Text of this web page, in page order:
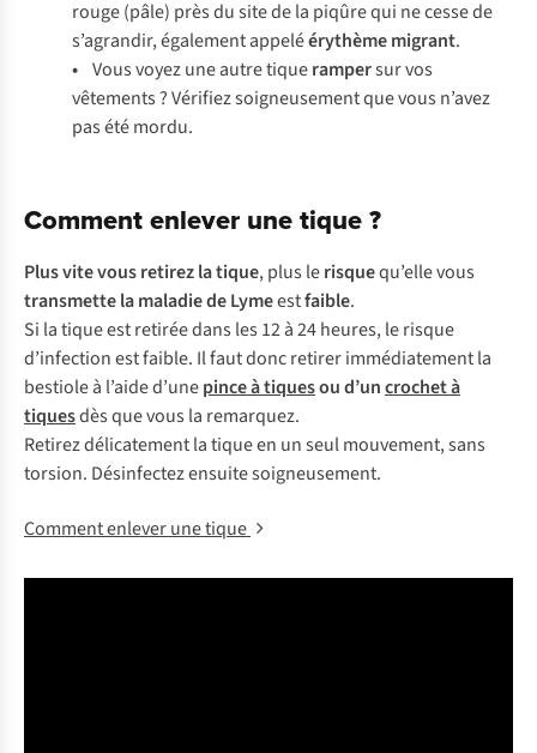
rouge (pâle) près du site de la piqûre qui ne cesse de
s’agrandir, également appeléérythème migrant.
• Vous voyez une autre tiquerampersur vos
vêtements ? Vérifiez soigneusement que vous n’avez
pas été mordu.
Comment enlever une tique ?
Plusvitevousretirezlatique,plus lerisquequ’ellevous
transmettelamaladiedeLymeestfaible.
Si latiqueestretiréedans les 12 à 24heures,lerisque
d’infectionestfaible. Ilfautdoncretirerimmédiatementla
bestioleà l’aided’unepince à tiquesoud’uncrochet à
tiquesdèsquevous la remarquez.
Retirezdélicatementlatiqueen unseulmouvement,sans
torsion. Désinfectezensuitesoigneusement.
Comment enlever une tique